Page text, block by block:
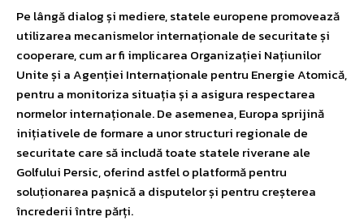
Pe lângă dialog și mediere, statele europene promovează
utilizarea mecanismelor internaționale de securitate și
cooperare, cum ar fi implicarea Organizației Națiunilor
Unite și a Agenției Internaționale pentru Energie Atomică,
pentru a monitoriza situația și a asigura respectarea
normelor internaționale. De asemenea, Europa sprijină
inițiativele de formare a unor structuri regionale de
securitate care să includă toate statele riverane ale
Golfului Persic, oferind astfel o platformă pentru
soluționarea pașnică a disputelor și pentru creșterea
încrederii între părți.